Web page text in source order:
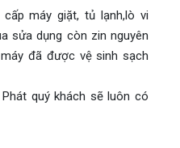
máy giặt, tủ lạnh,lò vi
sửa dụng còn zin nguyên
đã được vệ sinh sạch
quý khách sẽ luôn có